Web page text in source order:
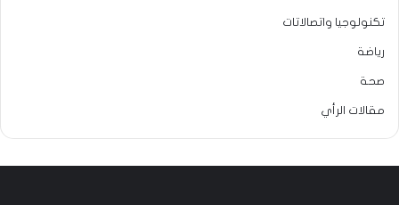
تكنولوجيا واتصالاتات
رياضة
صحة
مقالات الرأي